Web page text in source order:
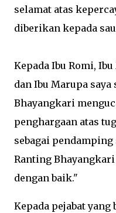
selamat atas
diberikan kepada
Kepada Ibu Romi,
dan Ibu Marupa saya
Bhayangkari
penghargaan atas
sebagai
Ranting
dengan baik."
Kepada pejabat